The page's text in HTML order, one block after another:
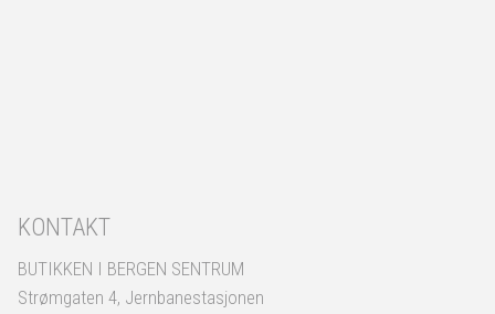
KONTAKT
BUTIKKEN I BERGEN SENTRUM
Strømgaten 4, Jernbanestasjonen